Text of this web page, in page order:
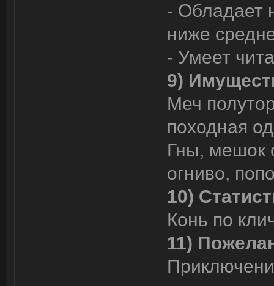
- Обладает
ниже
- Умеет
9)
Меч
походная
Гны, мешок
огниво,
10)
Конь по
11)